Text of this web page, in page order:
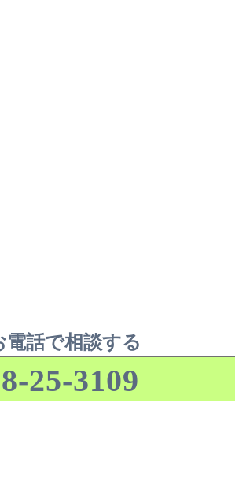
電話で相談する
25-3109